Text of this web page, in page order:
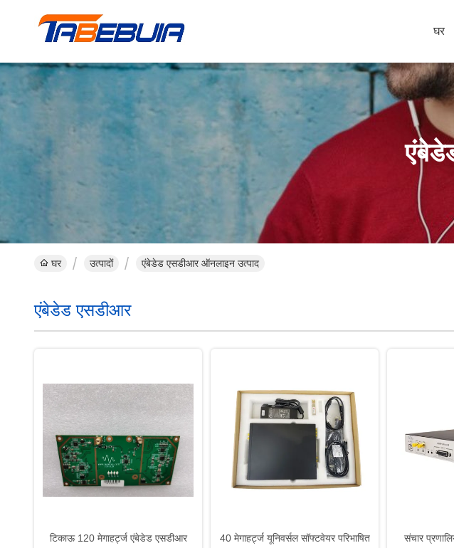
घर
घर उत्पादों एंबेडेड एसडीआर ऑनलाइन उत्पाद
एंबेडेड एसडीआर
टिकाऊ 120 मेगाहर्ट्ज एंबेडेड एसडीआर
40 मेगाहर्ट्ज यूनिवर्सल सॉफ्टवेयर परिभाषित
संचार